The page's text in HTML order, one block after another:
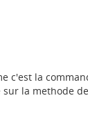
c'est la
la methode